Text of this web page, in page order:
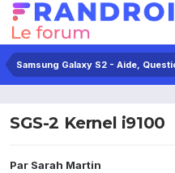
Samsung Galaxy S2 - Aide,
SGS-2 Kernel i9100
Par Sarah Martin